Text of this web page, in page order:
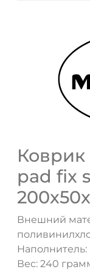
Коврик
pad fix
Внешний
Вес: 240